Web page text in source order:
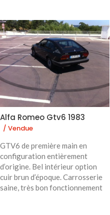
Alfa Romeo Gtv6 1983
/ Vendue
GTV6 de première main en
configuration entièrement
d’origine. Bel intérieur option
cuir brun d’époque. Carrosserie
saine, très bon fonctionnement